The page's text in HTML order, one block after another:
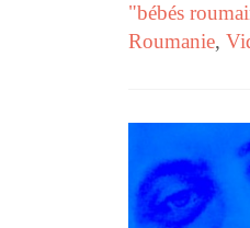
"bébés
Roumanie,